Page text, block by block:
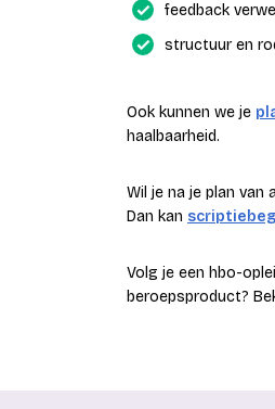
feedback
structuur en
Ook kunnen we je
haalbaarheid.
Wil je na je plan van
Dan kan
Volg je een hbo-
beroepsproduct?